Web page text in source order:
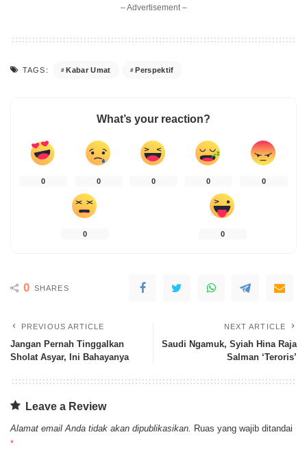
– Advertisement –
TAGS: Kabar Umat Perspektif
What’s your reaction?
0 0 0 0 0
0 0
0 SHARES
PREVIOUS ARTICLE
Jangan Pernah Tinggalkan
Sholat Asyar, Ini Bahayanya
NEXT ARTICLE
Saudi Ngamuk, Syiah Hina Raja
Salman ‘Teroris’
Leave a Review
Alamat email Anda tidak akan dipublikasikan. Ruas yang wajib ditandai
*